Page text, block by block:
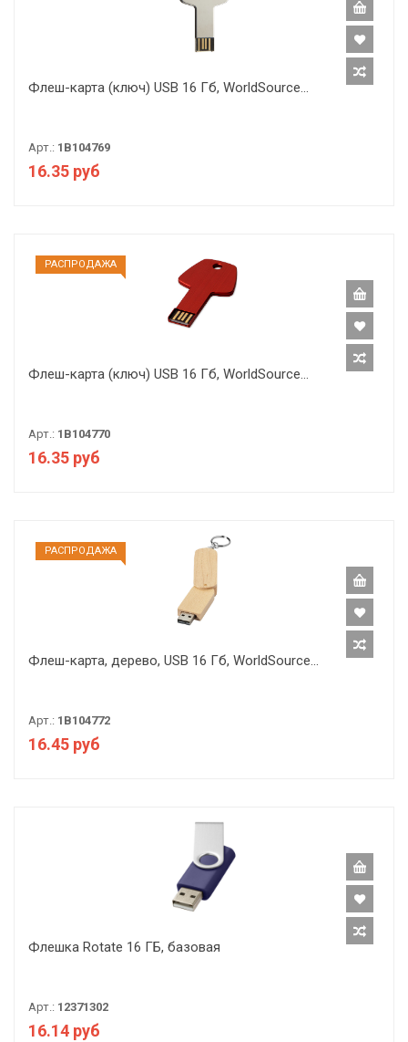
Флеш-карта (ключ) USB 16 Гб, WorldSource...
Арт.: 1B104769
16.35 руб
РАCПРОДАЖА
Флеш-карта (ключ) USB 16 Гб, WorldSource...
Арт.: 1B104770
16.35 руб
РАCПРОДАЖА
Флеш-карта, дерево, USB 16 Гб, WorldSource...
Арт.: 1B104772
16.45 руб
Флешка Rotate 16 ГБ, базовая
Арт.: 12371302
16.14 руб